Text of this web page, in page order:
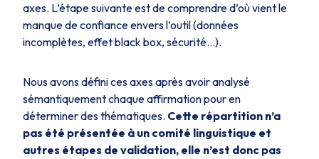
axes. L’étape suivante est de comprendre d’où vient le
manque de confiance envers l’outil (données
incomplètes, effet black box, sécurité…).
Nous avons défini ces axes après avoir analysé
sémantiquement chaque affirmation pour en
déterminer des thématiques. Cette répartition n’a
pas été présentée à un comité linguistique et
autres étapes de validation, elle n’est donc pas